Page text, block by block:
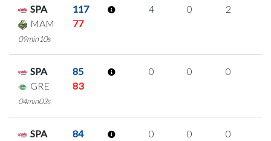
SPA
117
MAM
77
09min10s
4 0 2
SPA
85
GRE
83
04min03s
0 0 0
SPA
84
0 0 0